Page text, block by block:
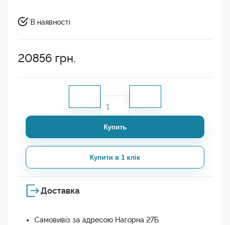
В наявності
20856 грн.
Купить
Купити в 1 клік
Доставка
Самовивіз за адресою Нагорна 27Б